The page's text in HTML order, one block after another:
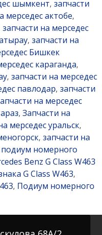
шымкент, запчасти
мерседес актобе,
запчасти на мерседес
, запчасти на
Бишкек
караганда,
, запчасти на мерседес
павлодар, запчасти
на мерседес
, Запчасти на
мерседес уральск,
, запчасти на
номерного
Benz G Class W463
G Class W463,
, Подиум номерного